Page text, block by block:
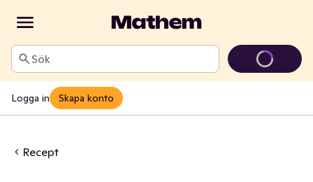
Sök
Logga in Skapa konto
Recept